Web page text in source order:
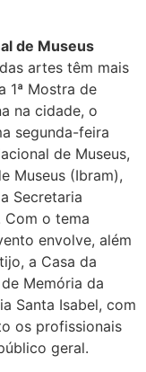
de Museus
artes têm mais
1ª Mostra de
na cidade, o
segunda-feira
de Museus,
Museus (Ibram),
Secretaria
Com o tema
envolve, além
a Casa da
Memória da
Santa Isabel, com
os profissionais
geral.